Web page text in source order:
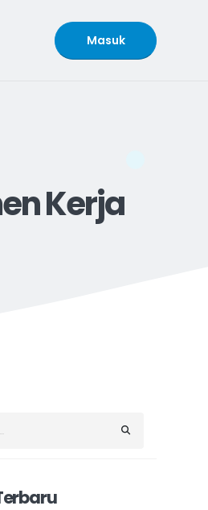
Masuk
Kerja